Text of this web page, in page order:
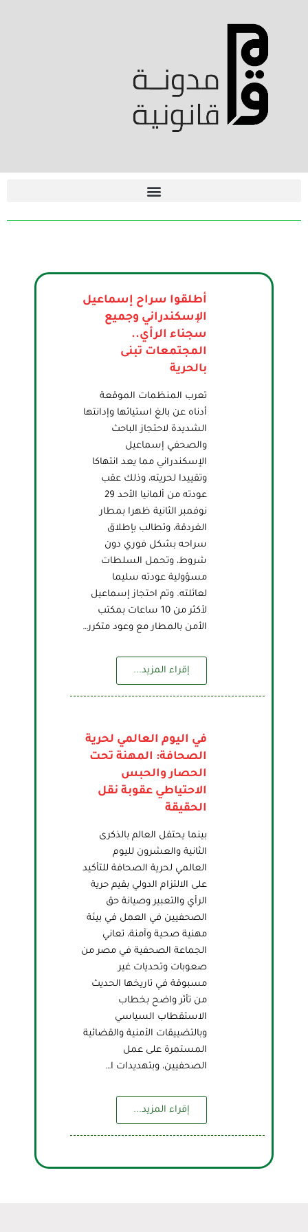
أطلقوا سراح إسماعيل
الإسكندراني وجميع
سجناء الرأي..
المجتمعات تبنى
بالحرية
تعرب المنظمات الموقعة
أدناه عن بالغ استيائها وإدانتها
الشديدة لاحتجاز الباحث
والصحفي إسماعيل
الإسكندراني مما يعد انتهاكا
وتقييدا لحريته، وذلك عقب
عودته من ألمانيا الأحد 29
نوفمبر الثانية ظهرا بمطار
الغردقة، وتطالب بإطلاق
سراحه بشكل فوري دون
شروط، وتحمل السلطات
مسؤولية عودته سليما
لعائلته. وتم احتجاز إسماعيل
لأكثر من 10 ساعات بمكتب
الأمن بالمطار مع وعود متكرر…
إقراء المزيد...
في اليوم العالمي لحرية
الصحافة: المهنة تحت
الحصار والحبس
الاحتياطي عقوبة نقل
الحقيقة
بينما يحتفل العالم بالذكرى
الثانية والعشرون لليوم
العالمي لحرية الصحافة للتأكيد
على الالتزام الدولي بقيم حرية
الرأي والتعبير وصيانة حق
الصحفيين في العمل في بيئة
مهنية صحية وآمنة، تعاني
الجماعة الصحفية في مصر من
صعوبات وتحديات غير
مسبوقة في تاريخها الحديث
من تأثر واضح بخطاب
الاستقطاب السياسي
وبالتضييقات الأمنية والقضائية
المستمرة على عمل
الصحفيين، وبتهديدات ا…
إقراء المزيد...